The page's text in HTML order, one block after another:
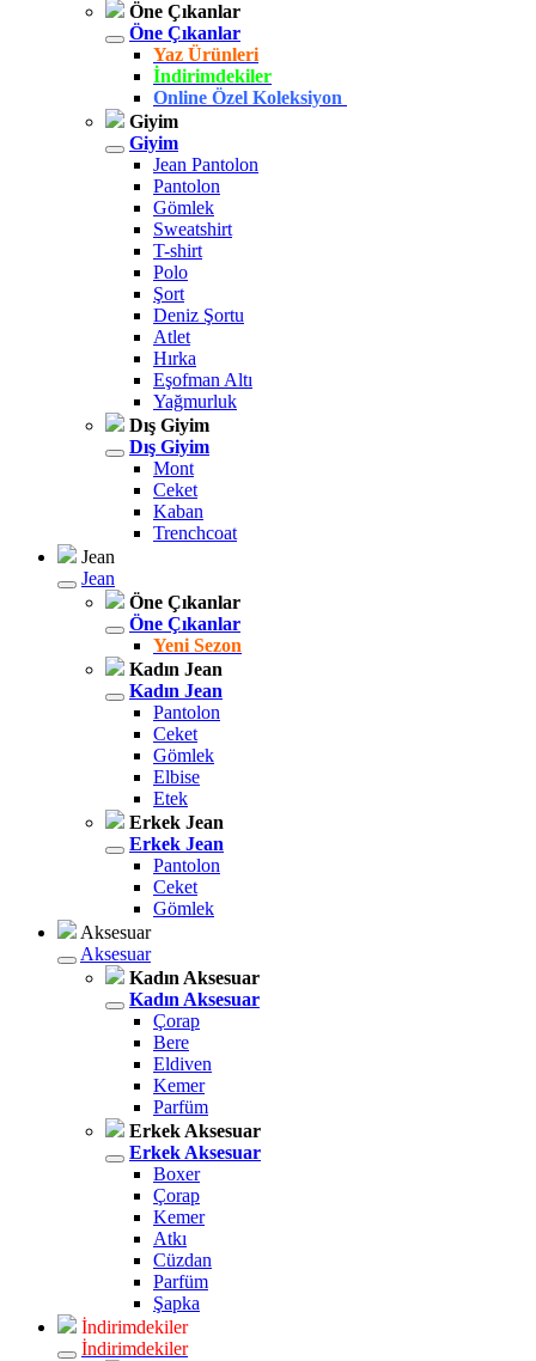
Öne Çıkanlar
Öne Çıkanlar
Yaz Ürünleri
İndirimdekiler
Online Özel Koleksiyon
Giyim
Giyim
Jean Pantolon
Pantolon
Gömlek
Sweatshirt
T-shirt
Polo
Şort
Deniz Şortu
Atlet
Hırka
Eşofman Altı
Yağmurluk
Dış Giyim
Dış Giyim
Mont
Ceket
Kaban
Trenchcoat
Jean
Jean
Öne Çıkanlar
Öne Çıkanlar
Yeni Sezon
Kadın Jean
Kadın Jean
Pantolon
Ceket
Gömlek
Elbise
Etek
Erkek Jean
Erkek Jean
Pantolon
Ceket
Gömlek
Aksesuar
Aksesuar
Kadın Aksesuar
Kadın Aksesuar
Çorap
Bere
Eldiven
Kemer
Parfüm
Erkek Aksesuar
Erkek Aksesuar
Boxer
Çorap
Kemer
Atkı
Cüzdan
Parfüm
Şapka
İndirimdekiler
İndirimdekiler